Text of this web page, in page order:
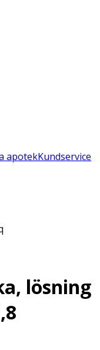
apotekKundservice
lösning